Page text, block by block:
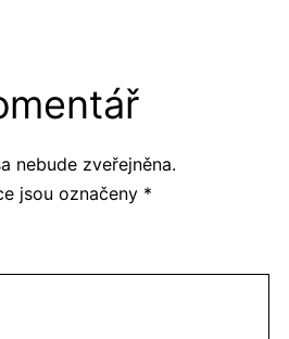
nebude zveřejněna.
jsou označeny *